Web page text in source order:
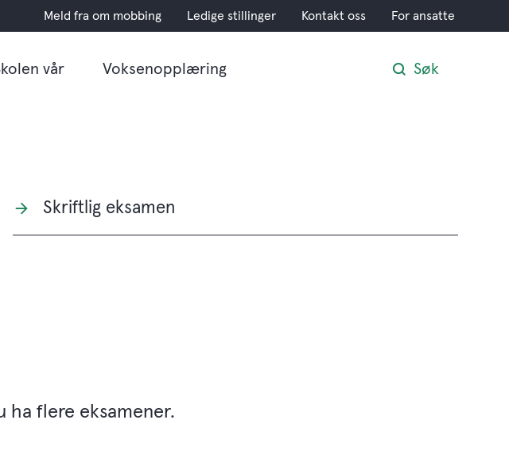
Meld fra om mobbing Ledige stillinger Kontakt oss For ansatte
vår Voksenopplæring Søk
Skriftlig eksamen
ha flere eksamener.